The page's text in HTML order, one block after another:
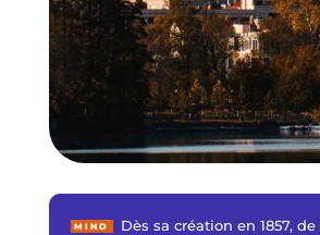
MIND
Dès sa création en 1857,